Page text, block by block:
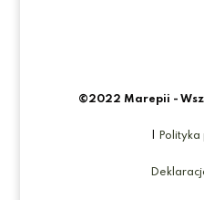
©2022 Marepii -